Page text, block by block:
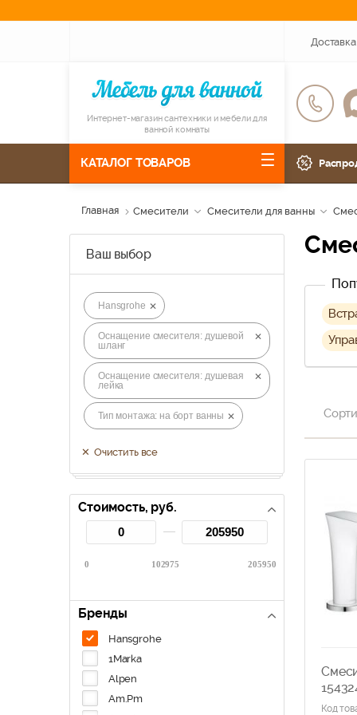
Доставка
Интернет-магазин сантехники и мебели для
ванной комнаты
КАТАЛОГ ТОВАРОВ
Главная Смесители Смесители для ванны
Ваш выбор
Hansgrohe
Оснащение смесителя: душевой
шланг
Оснащение смесителя: душевая
лейка
Тип монтажа: на борт ванны
Очистить все
Стоимость, руб.
0 102975 205950
Бренды
Hansgrohe
1Marka
Alpen
Am.Pm
Код